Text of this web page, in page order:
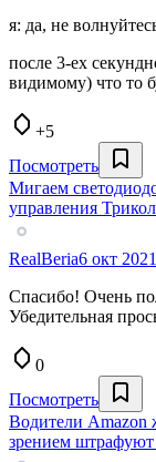
я: да, не
после 3-ех
видимому) что то
+5
Посмотреть
Мигаем
управления
RealBeria6 окт
Спасибо! Очень
Убедительная
0
Посмотреть
Водители
зрением